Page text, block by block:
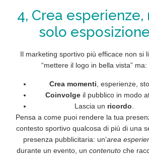
4, Crea esperienze,
solo esposizione
Il marketing sportivo più efficace non si
“mettere il logo in bella vista” ma:
Crea momenti , esperienze,
Coinvolge il pubblico in modo
Lascia un ricordo
Pensa a come puoi rendere la tua
contesto sportivo qualcosa di più di una
presenza pubblicitaria: un’area
durante un evento, uncontenuto che